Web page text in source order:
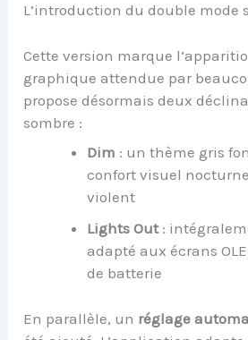
L’introduction du double mode
Cette version marque
graphique attendue par
propose désormais deux
sombre :
Dim : un thème gris
confort visuel
violent
Lights Out:
adapté aux écrans
de batterie
En parallèle, un réglage